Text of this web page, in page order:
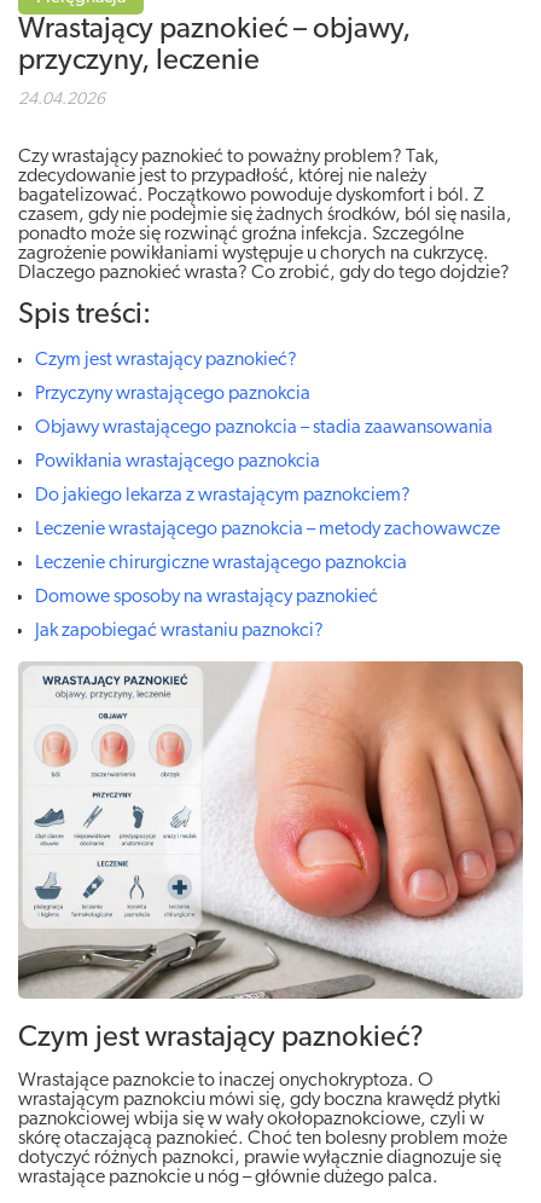
Wrastający paznokieć – objawy,
przyczyny, leczenie
24.04.2026
Czy wrastający paznokieć to poważny problem? Tak,
zdecydowanie jest to przypadłość, której nie należy
bagatelizować. Początkowo powoduje dyskomfort i ból. Z
czasem, gdy nie podejmie się żadnych środków, ból się nasila,
ponadto może się rozwinąć groźna infekcja. Szczególne
zagrożenie powikłaniami występuje u chorych na cukrzycę.
Dlaczego paznokieć wrasta? Co zrobić, gdy do tego dojdzie?
Spis treści:
Czym jest wrastający paznokieć?
Przyczyny wrastającego paznokcia
Objawy wrastającego paznokcia – stadia zaawansowania
Powikłania wrastającego paznokcia
Do jakiego lekarza z wrastającym paznokciem?
Leczenie wrastającego paznokcia – metody zachowawcze
Leczenie chirurgiczne wrastającego paznokcia
Domowe sposoby na wrastający paznokieć
Jak zapobiegać wrastaniu paznokci?
Czym jest wrastający paznokieć?
Wrastające paznokcie to inaczej onychokryptoza. O
wrastającym paznokciu mówi się, gdy boczna krawędź płytki
paznokciowej wbija się w wały okołopaznokciowe, czyli w
skórę otaczającą paznokieć. Choć ten bolesny problem może
dotyczyć różnych paznokci, prawie wyłącznie diagnozuje się
wrastające paznokcie u nóg – głównie dużego palca.